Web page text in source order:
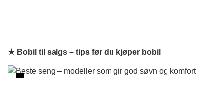
★ Bobil til salgs – tips før du kjøper bobil